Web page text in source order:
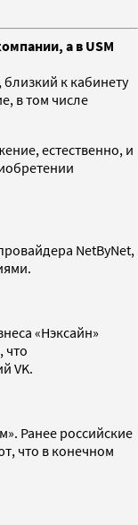
а в USM
к кабинету
в том числе
естественно, и
NetByNet,
«Нэксайн»
что
VK.
Ранее российские
что в конечном